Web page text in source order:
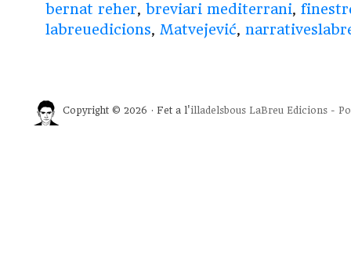
bernat reher, breviari mediterrani,
labreuedicions, Matvejević,
Copyright © 2026 · Fet a l'illadelsbous LaBreu Edicions -